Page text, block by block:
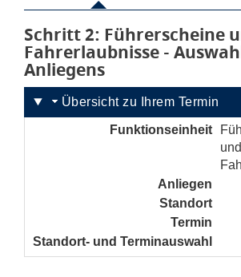
Schritt 2von 6
: Führerscheine
Fahrerlaubnisse -
Anliegens
Übersicht zu Ihrem Termin
Funktionseinheit
und
Anliegen
Standort
Termin
Standort- und Terminauswahl